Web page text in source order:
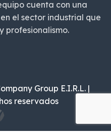
cuenta con una
el sector industrial que
profesionalismo.
Group E.I.R.L. |
reservados